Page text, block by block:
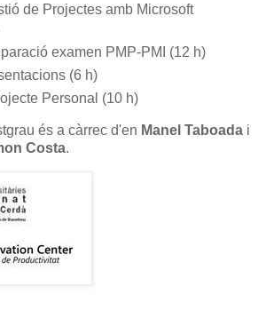
de Projectes amb Microsoft
examen PMP-PMI (12 h)
(6 h)
Personal (10 h)
és a càrrec d'en Manel Taboada i
Costa.